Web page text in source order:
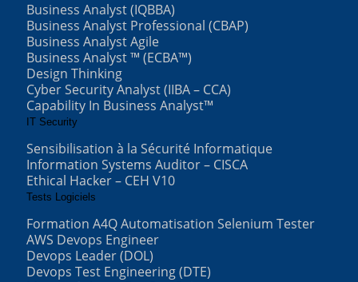
Business Analyst (IQBBA)
Business Analyst Professional (CBAP)
Business Analyst Agile
Business Analyst ™ (ECBA™)
Design Thinking
Cyber Security Analyst (IIBA – CCA)
Capability In Business Analyst™
IT Security
Sensibilisation à la Sécurité Informatique
Information Systems Auditor – CISCA
Ethical Hacker – CEH V10
Tests Logiciels
Formation A4Q Automatisation Selenium Tester
AWS Devops Engineer
Devops Leader (DOL)
Devops Test Engineering (DTE)